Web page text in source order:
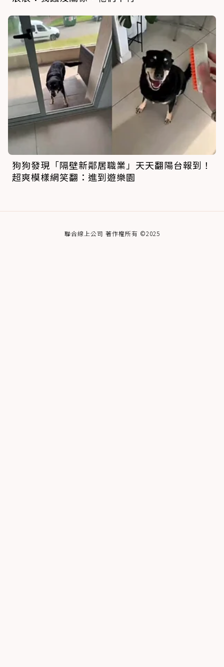
狗狗發現「隔壁新鄰居職業」天天翻陽台報到！
超爽模樣網笑翻：進到遊樂園
聯合線上公司 著作權所有 ©2025